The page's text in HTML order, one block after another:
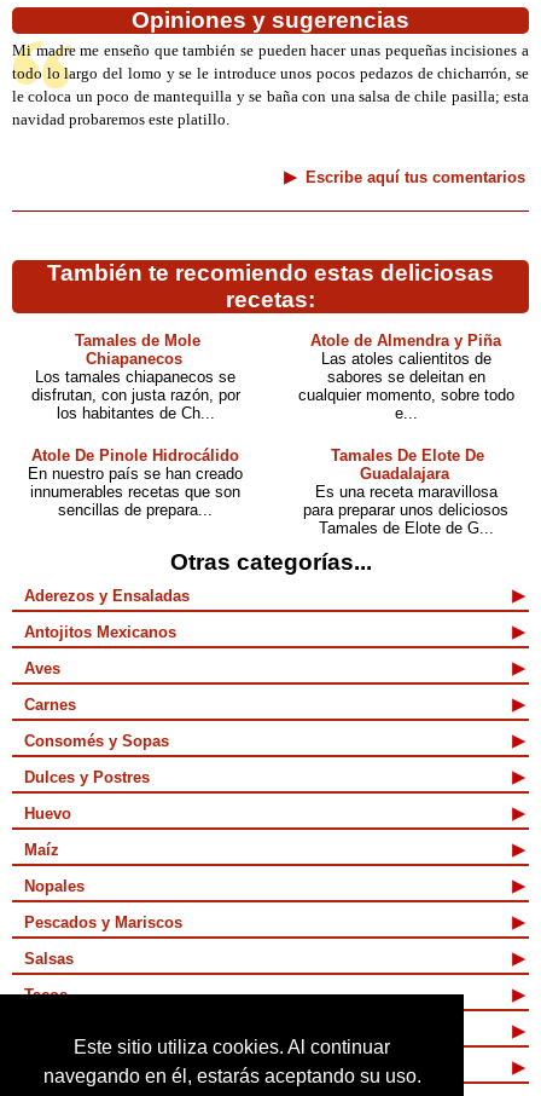
Este sitio utiliza cookies. Al continuar
navegando en él, estarás aceptando su uso.
Opiniones y sugerencias
Mi madre me enseño que también se pueden hacer unas pequeñas incisiones a
todo lo largo del lomo y se le introduce unos pocos pedazos de chicharrón, se
le coloca un poco de mantequilla y se baña con una salsa de chile pasilla; esta
navidad probaremos este platillo.
Escribe aquí tus comentarios
También te recomiendo estas deliciosas
recetas:
Tamales de Mole
Chiapanecos
Los tamales chiapanecos se
disfrutan, con justa razón, por
los habitantes de Ch...
Atole de Almendra y Piña
Las atoles calientitos de
sabores se deleitan en
cualquier momento, sobre todo
e...
Atole De Pinole Hidrocálido
En nuestro país se han creado
innumerables recetas que son
sencillas de prepara...
Tamales De Elote De
Guadalajara
Es una receta maravillosa
para preparar unos deliciosos
Tamales de Elote de G...
Otras categorías...
Aderezos y Ensaladas
Antojitos Mexicanos
Aves
Carnes
Consomés y Sopas
Dulces y Postres
Huevo
Maíz
Nopales
Pescados y Mariscos
Salsas
Tacos
Vegetarianas